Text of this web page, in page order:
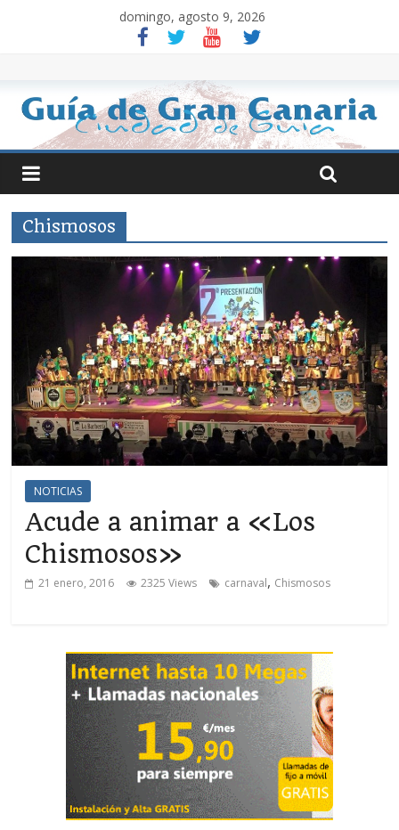
domingo, agosto 9, 2026
Chismosos
NOTICIAS
Acude a animar a «Los
Chismosos»
21 enero, 2016 2325 Views carnaval, Chismosos